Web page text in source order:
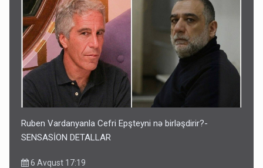
Ruben Vardanyanla Cefri Epşteyni nə birləşdirir?-
SENSASİON DETALLAR
6 Avqust 17:19